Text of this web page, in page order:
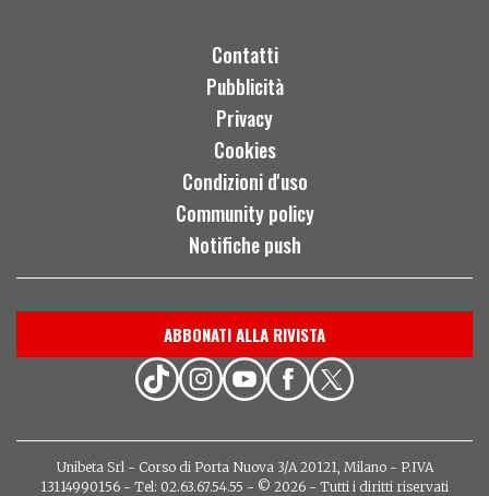
Contatti
Pubblicità
Privacy
Cookies
Condizioni d'uso
Community policy
Notifiche push
ABBONATI ALLA RIVISTA
Unibeta Srl - Corso di Porta Nuova 3/A 20121, Milano - P.IVA
13114990156 - Tel: 02.63.67.54.55 - © 2026 - Tutti i diritti riservati